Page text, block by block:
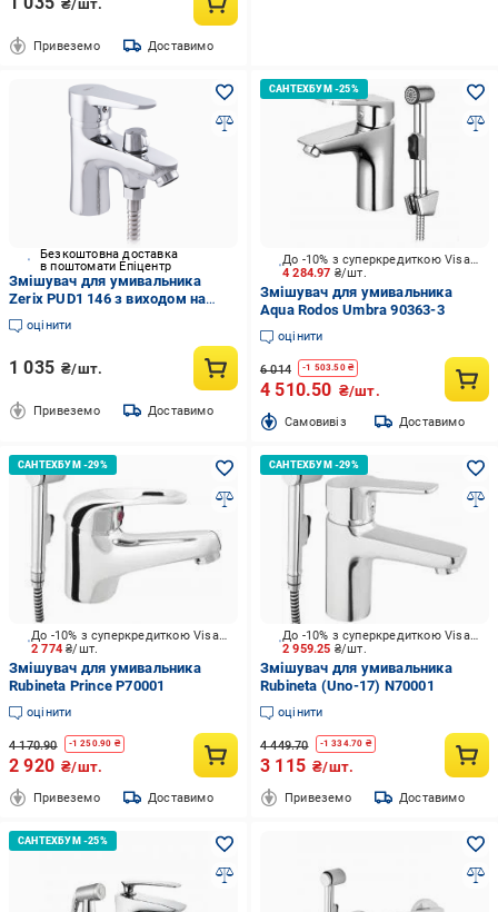
₴/шт.
Привеземо Доставимо
Безкоштовна доставка
в поштомати Епіцентр
Змішувач для умивальника
Zerix PUD1 146 з виходом на
душову лійку (ZX2871)
оцінити
1 035 ₴/шт.
Привеземо Доставимо
4 284.97 ₴/шт.
До -10% з суперкредиткою Visa Вигода
Змішувач для умивальника
Aqua Rodos Umbra 90363-3
оцінити
6 014 -1 503.50₴
4 510.50 ₴/шт.
Cамовивіз Доставимо
2 774₴/шт.
До -10% з суперкредиткою Visa Вигода
Змішувач для умивальника
Rubineta Prince P70001
оцінити
4 170.90 -1 250.90 ₴
2 920 ₴/шт.
Привеземо Доставимо
2 959.25 ₴/шт.
До -10% з суперкредиткою Visa Вигода
Змішувач для умивальника
Rubineta (Uno-17) N70001
оцінити
4 449.70 -1 334.70 ₴
3 115 ₴/шт.
Привеземо Доставимо